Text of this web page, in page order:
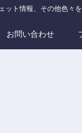
ト情報、その他色々を
お問い合わせ